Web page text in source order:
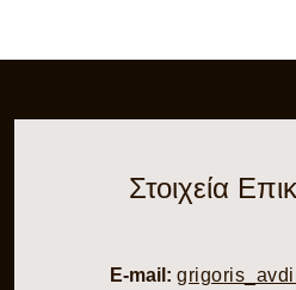
Στοιχεία
E-mail: